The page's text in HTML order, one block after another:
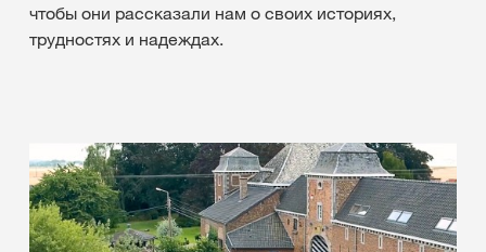
чтобы они рассказали нам о своих историях,
трудностях и надеждах.